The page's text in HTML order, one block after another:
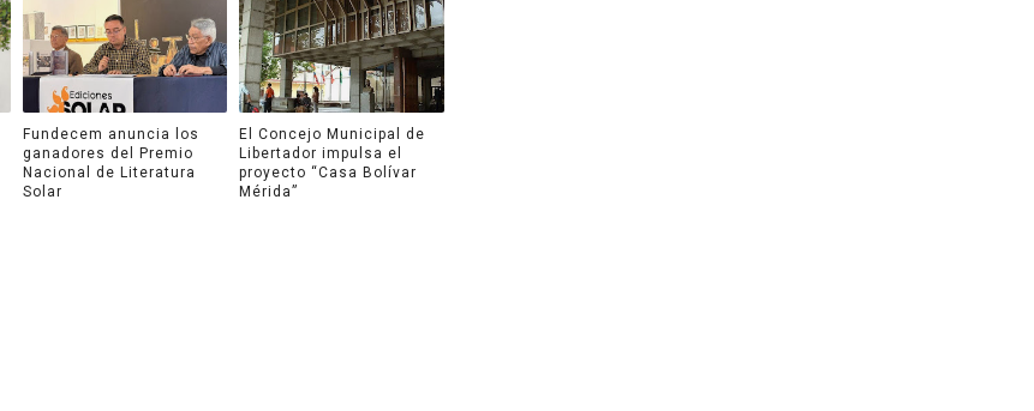
Fundecem anuncia los
ganadores del Premio
Nacional de Literatura
Solar
El Concejo Municipal de
Libertador impulsa el
proyecto “Casa Bolívar
Mérida”